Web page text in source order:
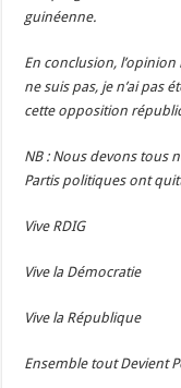
guinéenne.
En conclusion,
ne suis pas, je n’ai pas
cette opposition
NB : Nous devons tous
Partis politiques ont
Vive RDIG
Vive la Démocratie
Vive la République
Ensemble tout Devient